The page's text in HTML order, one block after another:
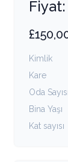
Fiyat:
Kimlik
Kare
Oda Sayısı
Bina Yaşı
Kat sayısı